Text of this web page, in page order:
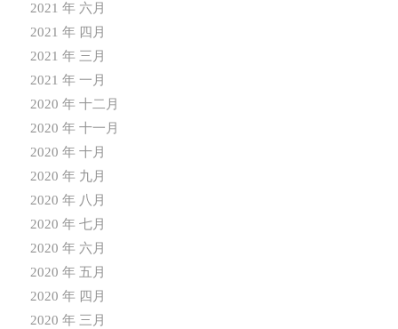
2021 年 六月
2021 年 四月
2021 年 三月
2021 年 一月
2020 年 十二月
2020 年 十一月
2020 年 十月
2020 年 九月
2020 年 八月
2020 年 七月
2020 年 六月
2020 年 五月
2020 年 四月
2020 年 三月